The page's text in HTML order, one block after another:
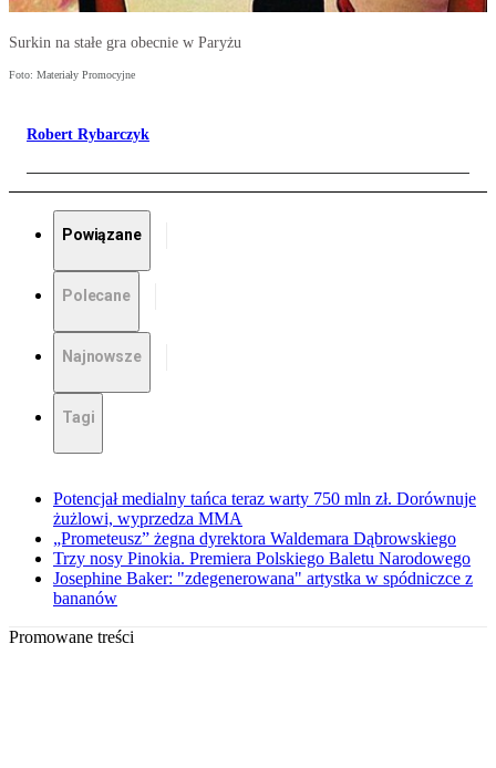
Surkin na stałe gra obecnie w Paryżu
Foto: Materiały Promocyjne
Robert Rybarczyk
Powiązane
Polecane
Najnowsze
Tagi
Potencjał medialny tańca teraz warty 750 mln zł. Dorównuje
żużlowi, wyprzedza MMA
„Prometeusz” żegna dyrektora Waldemara Dąbrowskiego
Trzy nosy Pinokia. Premiera Polskiego Baletu Narodowego
Josephine Baker: "zdegenerowana" artystka w spódniczce z
bananów
Promowane treści